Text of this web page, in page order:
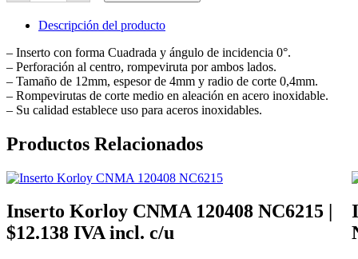
SNMG
120404
HA
cantidad
Descripción del producto
– Inserto con forma Cuadrada y ángulo de incidencia 0°.
– Perforación al centro, rompeviruta por ambos lados.
– Tamaño de 12mm, espesor de 4mm y radio de corte 0,4mm.
– Rompevirutas de corte medio en aleación en acero inoxidable.
– Su calidad establece uso para aceros inoxidables.
Productos Relacionados
Inserto Korloy CNMA 120408 NC6215 |
$12.138 IVA incl. c/u